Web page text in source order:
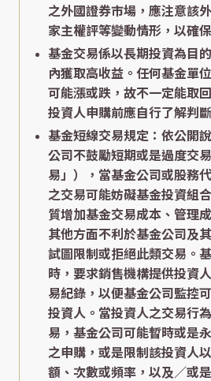
之外國證券市場，應注意該
家主權評等變動情形，以確
基金交易係以長期投資為目
內獲取高收益。任何基金單
可能漲或跌，故不一定能取
投資人申購前應自行了解判斷
基金短線交易規定：依公開
公司不鼓勵短期或是過度交
易」），當基金公司或股務
之交易可能妨礙基金投資組
質增加基金交易成本、管理
其他方面不利於基金公司及
試圖限制或拒絕此類交易。
時，要求銷售機構提供投資
易紀錄，以便基金公司監控
投資人。當投資人之交易行
易，基金公司可能暫時或是
之申購，或是限制該投資人
額、次數或頻率，以及／或